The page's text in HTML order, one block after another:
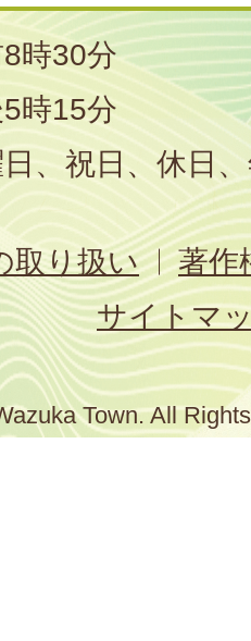
時30分
時15分
日、祝日、休日
取り扱い
著作
サイトマ
Town. All